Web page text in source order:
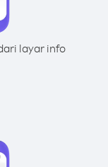
layar info